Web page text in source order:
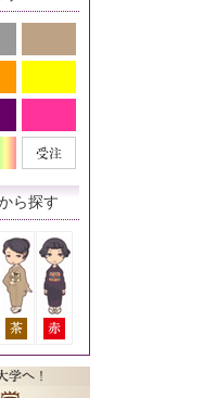
ら探す